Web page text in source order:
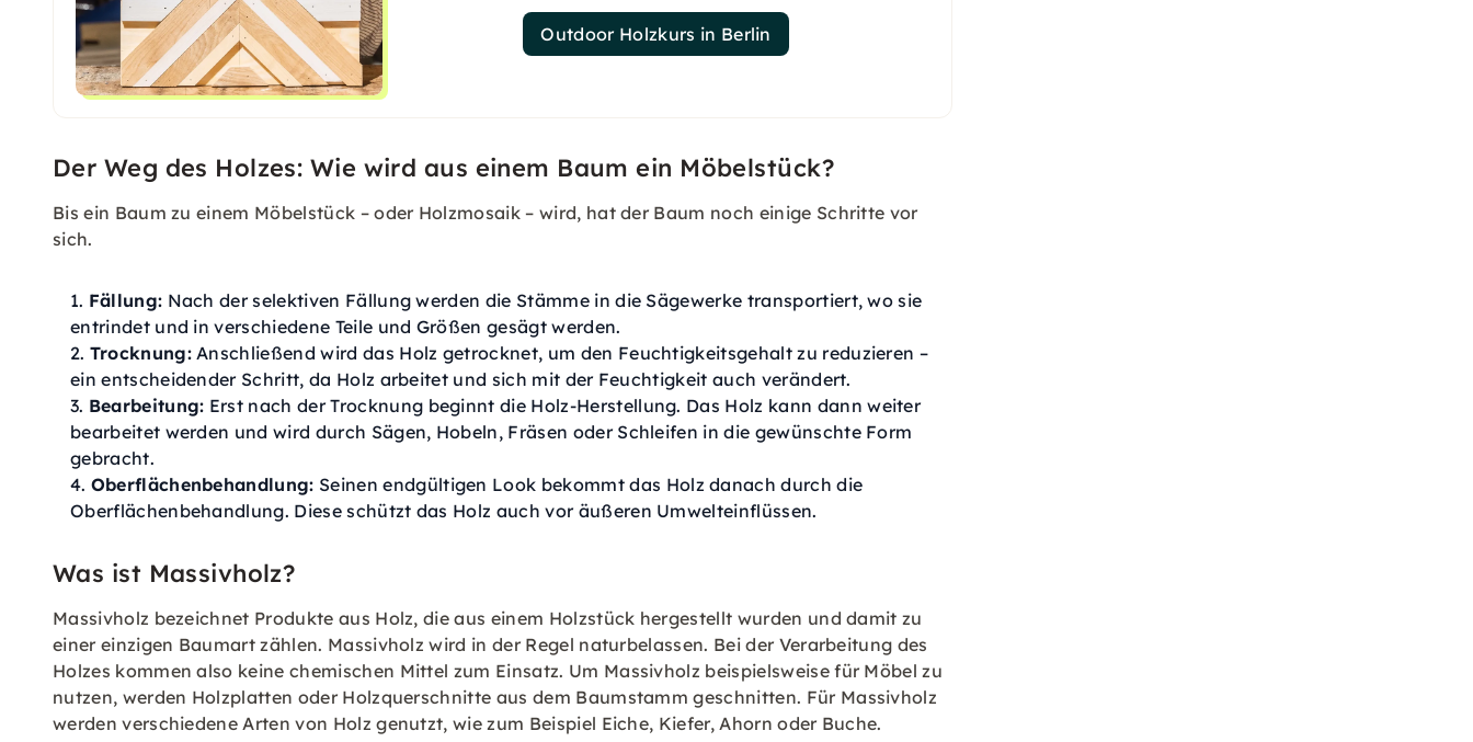
Outdoor Holzkurs in Berlin
Der Weg des Holzes: Wie wird aus einem Baum ein Möbelstück?
Bis ein Baum zu einem Möbelstück – oder Holzmosaik – wird, hat der Baum noch einige Schritte vor
sich.
Fällung: Nach der selektiven Fällung werden die Stämme in die Sägewerke transportiert, wo sie
entrindet und in verschiedene Teile und Größen gesägt werden.
Trocknung:Anschließend wird das Holz getrocknet, um den Feuchtigkeitsgehalt zu reduzieren –
ein entscheidender Schritt, da Holz arbeitet und sich mit der Feuchtigkeit auch verändert.
Bearbeitung: Erst nach der Trocknung beginnt die Holz-Herstellung. Das Holz kann dann weiter
bearbeitet werden und wird durch Sägen, Hobeln, Fräsen oder Schleifen in die gewünschte Form
gebracht.
Oberflächenbehandlung: Seinen endgültigen Look bekommt das Holz danach durch die
Oberflächenbehandlung. Diese schützt das Holz auch vor äußeren Umwelteinflüssen.
Was ist Massivholz?
Massivholz bezeichnet Produkte aus Holz, die aus einem Holzstück hergestellt wurden und damit zu
einer einzigen Baumart zählen. Massivholz wird in der Regel naturbelassen. Bei der Verarbeitung des
Holzes kommen also keine chemischen Mittel zum Einsatz. Um Massivholz beispielsweise für Möbel zu
nutzen, werden Holzplatten oder Holzquerschnitte aus dem Baumstamm geschnitten. Für Massivholz
werden verschiedene Arten von Holz genutzt, wie zum Beispiel Eiche, Kiefer, Ahorn oder Buche.